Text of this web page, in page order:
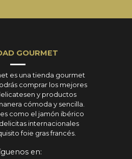
GOURMET
es una tienda gourmet
comprar los mejores
y productos
cómoda y sencilla.
como el jamón ibérico
internacionales
foie gras francés.
en: